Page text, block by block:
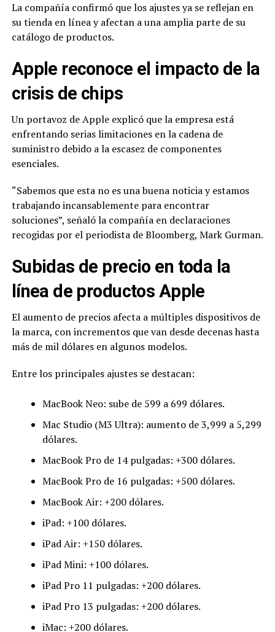
La compañía confirmó que los ajustes ya se reflejan en
su tienda en línea y afectan a una amplia parte de su
catálogo de productos.
Apple reconoce el impacto de la
crisis de chips
Un portavoz de Apple explicó que la empresa está
enfrentando serias limitaciones en la cadena de
suministro debido a la escasez de componentes
esenciales.
“Sabemos que esta no es una buena noticia y estamos
trabajando incansablemente para encontrar
soluciones”, señaló la compañía en declaraciones
recogidas por el periodista de Bloomberg, Mark Gurman.
Subidas de precio en toda la
línea de productos Apple
El aumento de precios afecta a múltiples dispositivos de
la marca, con incrementos que van desde decenas hasta
más de mil dólares en algunos modelos.
Entre los principales ajustes se destacan:
MacBook Neo: sube de 599 a 699 dólares.
Mac Studio (M3 Ultra): aumento de 3,999 a 5,299
dólares.
MacBook Pro de 14 pulgadas: +300 dólares.
MacBook Pro de 16 pulgadas: +500 dólares.
MacBook Air: +200 dólares.
iPad: +100 dólares.
iPad Air: +150 dólares.
iPad Mini: +100 dólares.
iPad Pro 11 pulgadas: +200 dólares.
iPad Pro 13 pulgadas: +200 dólares.
iMac: +200 dólares.